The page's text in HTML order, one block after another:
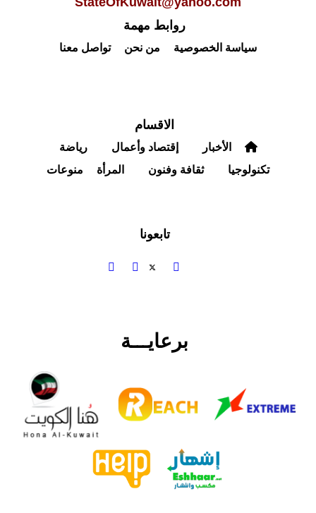
روابط مهمة
سياسة الخصوصية من نحن تواصل معنا
الأخبار إقتصاد وأعمال
رياضة
ثقافة وفنون المرأة منوعات
برعايـــة